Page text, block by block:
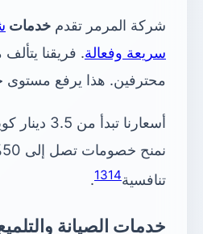
شركة المرمر تقدم خدمات
سريعة وفعالة. فريقنا
محترفين. هذا يرفع مستوى
أسعارنا تبدأ
تنافسية
1314
.
خدمات الصيانة